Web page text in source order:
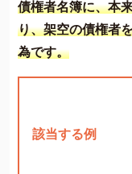
債権者名簿に、本
り、架空の債権者
為です。
該当する例